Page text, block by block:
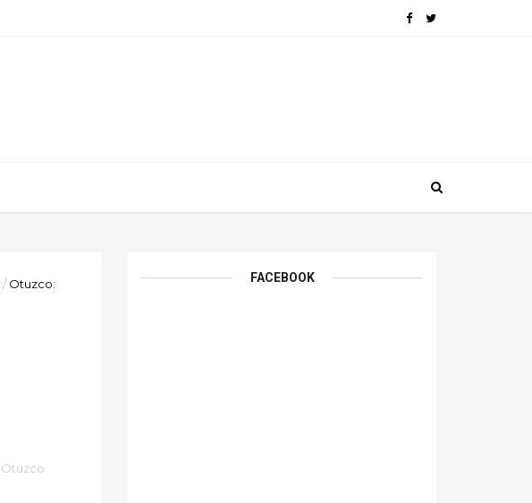
/ Otuzco:
Otuzco
FACEBOOK